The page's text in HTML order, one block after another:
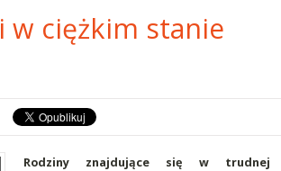
w ciężkim stanie
Rodziny znajdujące się w trudnej